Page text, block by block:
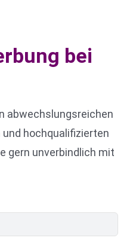
bei
abwechslungsreichen
hochqualifizierten
gern unverbindlich mit